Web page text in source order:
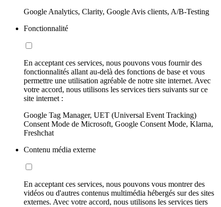
Google Analytics, Clarity, Google Avis clients, A/B-Testing
Fonctionnalité
En acceptant ces services, nous pouvons vous fournir des
fonctionnalités allant au-delà des fonctions de base et vous
permettre une utilisation agréable de notre site internet. Avec
votre accord, nous utilisons les services tiers suivants sur ce
site internet :
Google Tag Manager, UET (Universal Event Tracking)
Consent Mode de Microsoft, Google Consent Mode, Klarna,
Freshchat
Contenu média externe
En acceptant ces services, nous pouvons vous montrer des
vidéos ou d'autres contenus multimédia hébergés sur des sites
externes. Avec votre accord, nous utilisons les services tiers